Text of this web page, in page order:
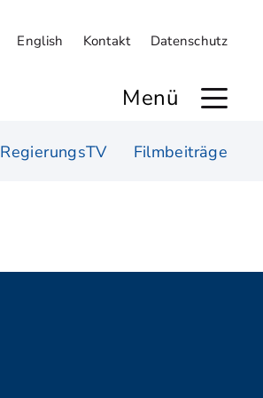
English Kontakt Datenschutz
Menü
RegierungsTV Filmbeiträge